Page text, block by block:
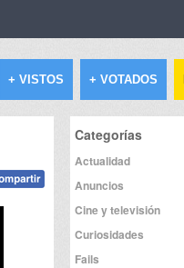
+ VISTOS + VOTADOS
Categorías
Actualidad
Anuncios
Cine y televisión
Curiosidades
Fails